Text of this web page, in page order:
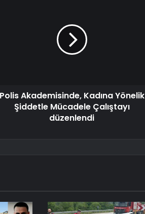
Polis Akademisinde, Kadına Yönelik
Şiddetle Mücadele Çalıştayı
düzenlendi